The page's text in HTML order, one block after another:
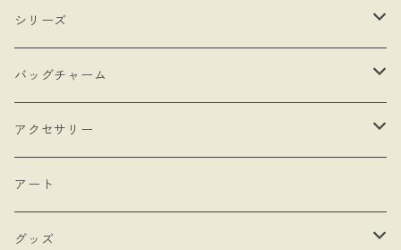
・受注制作
・抽選販売
シリーズ
- 馬
・bracket No.
- リボン
- モロッカンチャーム
- hand
バッグチャーム
- ロゼットタイプ
- ネックレスタイプ
- シングルタイプ
アクセサリー
- ブローチ
- 耳飾り
アート
グッズ